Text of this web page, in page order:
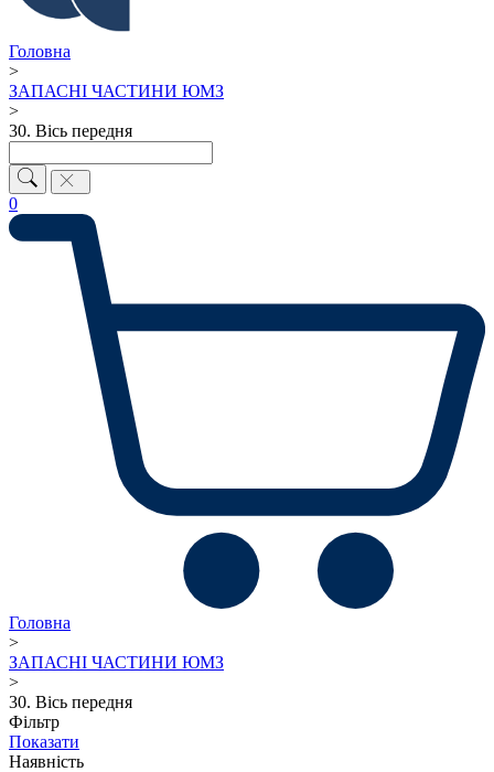
Головна
>
ЗАПАСНІ ЧАСТИНИ ЮМЗ
>
30. Вісь передня
0
Головна
>
ЗАПАСНІ ЧАСТИНИ ЮМЗ
>
30. Вісь передня
Фільтр
Показати
Наявність